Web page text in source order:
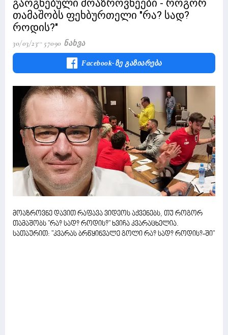
გაოგნებული მოაზროვნეები - როგორ
თამაშობს ფეხბურთელი "რა? სად?
როდის?"
30/03/23 57090 Ნახვა
Facebook-Ზე Გაზიარება
მოაზროვნე დავით რაფავა ვიდეოს აქვენებს, თუ როგორ
თამაშობს "რა? სად? როდის?" ხვიჩა კვარაცხელია.
სათაურით: "კვარას ბრწყინვალე გოლი რა? სად? როდის?-ში"